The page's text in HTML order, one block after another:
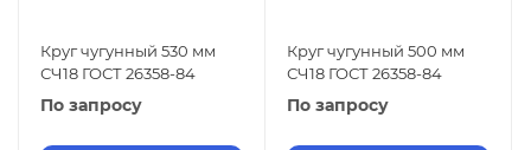
Круг чугунный 530 мм
СЧ18 ГОСТ 26358-84
По запросу
Круг чугунный 500 мм
СЧ18 ГОСТ 26358-84
По запросу